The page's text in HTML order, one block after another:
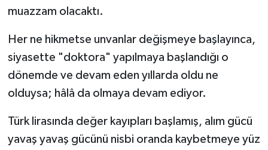
muazzam olacaktı.
Her ne hikmetse unvanlar değişmeye başlayınca,
siyasette "doktora" yapılmaya başlandığı o
dönemde ve devam eden yıllarda oldu ne
olduysa; hâlâ da olmaya devam ediyor.
Türk lirasında değer kayıpları başlamış, alım gücü
yavaş yavaş gücünü nisbi oranda kaybetmeye yüz